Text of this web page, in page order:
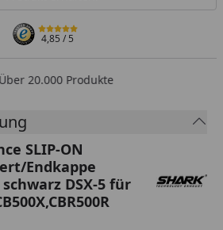
4,85/ 5
Über 20.000 Produkte
SLIP-ON
Endkappe
DSX-5 für